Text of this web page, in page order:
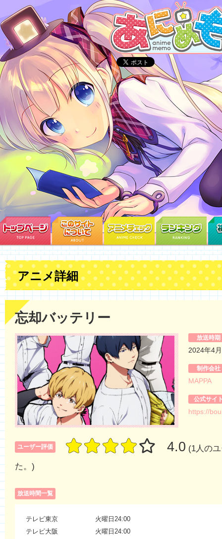
アニメ詳細
忘却バッテリー
放送時期
2024年4
制作会社
MAPPA
公式サイ
https://
ユーザー評価 4.0 (1人の
た。)
放送時間一覧
テレビ東京
火曜日24:00
テレビ大阪
火曜日24:00